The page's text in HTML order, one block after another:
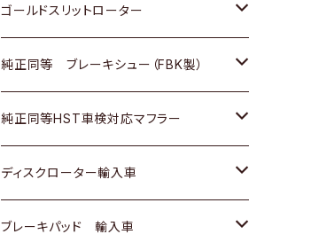
三菱ふそう
ＢＭＷ
三菱ふそう
その他
スバル
マツダ
三菱
スバル
三菱
ダイハツ
マツダ
三菱
スバル
日産
いすゞ
ダイハツ
マツダ
三菱
スズキ
日産
ダイハツ
マツダ
三菱
ホンダ
日産
いすゞ
ダイハツ
マツダ
トヨタ
ホンダ
スズキ
日産
ダイハツ
ゴールドスリットローター
トヨタ
ホンダ
スズキ
日産
純正同等 ブレーキシュー（FBK製）
ホンダ
スズキ
日産
純正同等HST車検対応マフラー
トヨタ
ホンダ
ディスクローター輸入車
ＡＵＤＩ
ブレーキパッド 輸入車